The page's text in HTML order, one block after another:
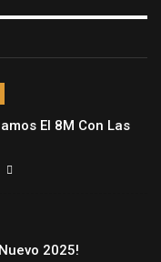
El 8M Con Las
2025!